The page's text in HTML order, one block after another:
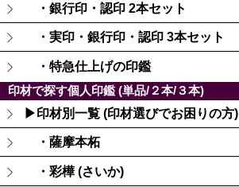
・銀行印・認印 2本セット
・実印・銀行印・認印 3本セット
・特急仕上げの印鑑
印材で探す個人印鑑 (単品/２本/３本)
▶印材別一覧 (印材選びでお困りの方)
・薩摩本柘
・彩樺 (さいか)